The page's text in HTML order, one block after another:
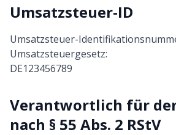
Umsatzsteuer-ID
Umsatzsteuer-
Umsatzsteuergesetz:
DE123456789
Verantwortlich für
nach § 55 Abs. 2 RStV